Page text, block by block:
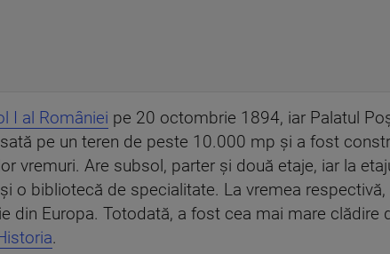
I al României pe 20 octombrie 1894, iar Palatul
pe un teren de peste 10.000 mp și a fost
vremuri. Are subsol, parter și două etaje, iar la
o bibliotecă de specialitate. La vremea
din Europa. Totodată, a fost cea mai mare clădire
.